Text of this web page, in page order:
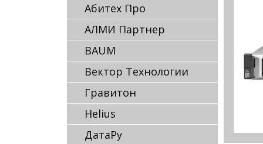
Абитех Про
АЛМИ Партнер
BAUM
Вектор Технологии
Гравитон
Helius
ДатаРу